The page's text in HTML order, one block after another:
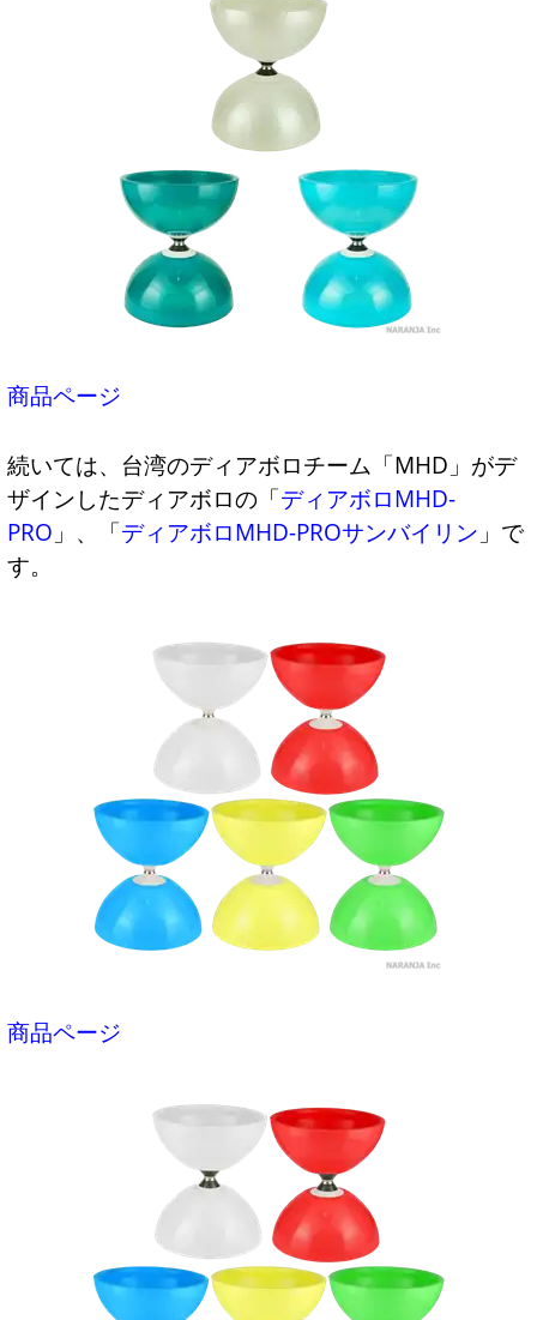
商品ページ
続いては、台湾のディアボロチーム「MHD」がデ
ザインしたディアボロの「ディアボロMHD-
PRO 」、「ディアボロMHD-PROサンバイリン 」で
す。
商品ページ